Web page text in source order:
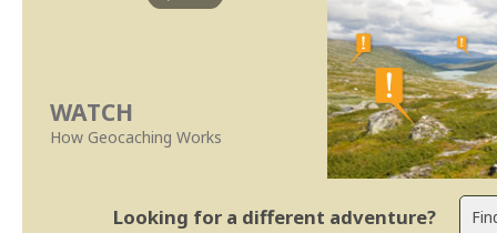
WATCH
How Geocaching Works
Looking for a different adventure?